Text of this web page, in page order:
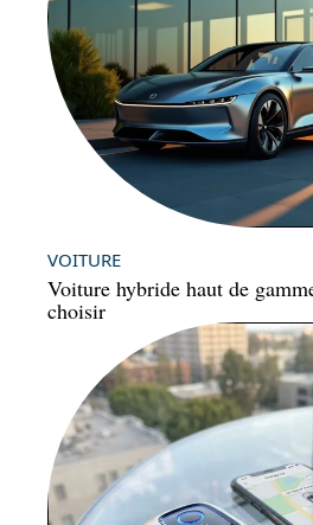
VOITURE
Voiture hybride haut de
choisir